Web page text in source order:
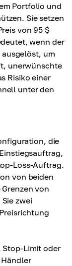
Portfolio und
Sie setzen
von 95 $
wenn der
ausgelöst, um
unerwünschte
Risiko einer
unter den
die
Loss-Auftrag.
von beiden
von
zwei
Stop-Limit oder